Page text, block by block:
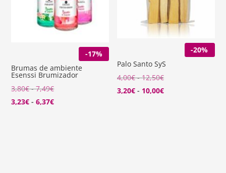
-17%
Brumas de ambiente
Esenssi Brumizador
3,80€ - 7,49€Rango
de
3,23€ - 6,37€Rango
-20%
Palo Santo SyS
4,00€ - 12,50€Rango
de
3,20€ - 10,00€Rango